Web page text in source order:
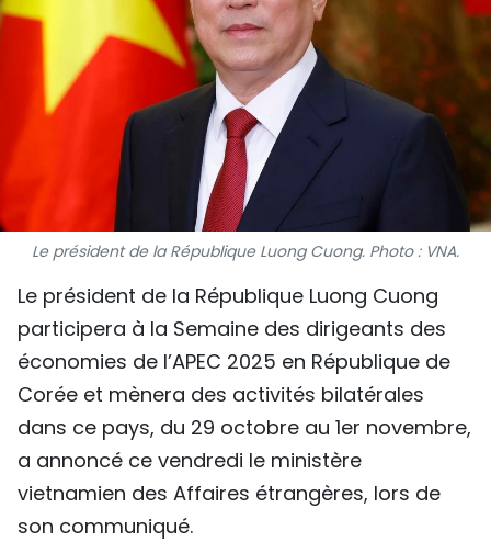
INFOGRAPHIE
PHOTO
VIDÉO
À PROPOS DU "PEUPLE"
TIẾNG VIỆT
ENGLISH
中文
РУССКИЙ
ESPAÑOL
Le président de la République Luong Cuong. Photo : VNA.
Le président de la République Luong Cuong
participera à la Semaine des dirigeants des
économies de l’APEC 2025 en République de
Corée et mènera des activités bilatérales
dans ce pays, du 29 octobre au 1er novembre,
a annoncé ce vendredi le ministère
vietnamien des Affaires étrangères, lors de
son communiqué.